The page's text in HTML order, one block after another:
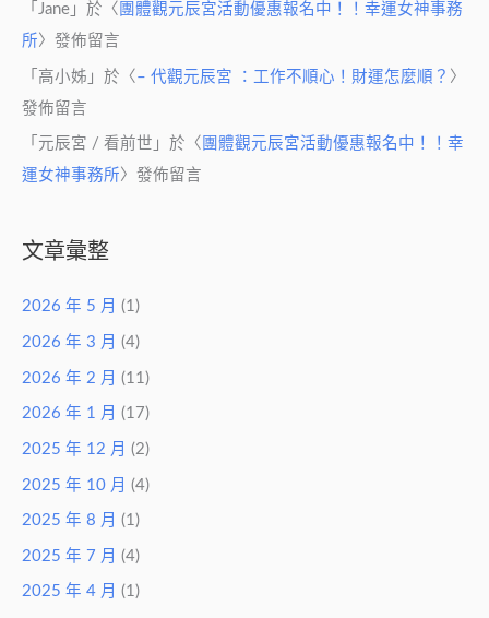
「 Jane 」於〈 團體觀元辰宮活動優惠報名中！！幸運女神事務
所〉發佈留言
「 高小姊 」於〈 – 代觀元辰宮 ：工作不順心！財運怎麼順？ 〉
發佈留言
「 元辰宮 / 看前世 」於〈 團體觀元辰宮活動優惠報名中！！幸
運女神事務所〉發佈留言
文章彙整
2026 年 5 月 (1)
2026 年 3 月 (4)
2026 年 2 月 (11)
2026 年 1 月 (17)
2025 年 12 月 (2)
2025 年 10 月 (4)
2025 年 8 月 (1)
2025 年 7 月 (4)
2025 年 4 月 (1)